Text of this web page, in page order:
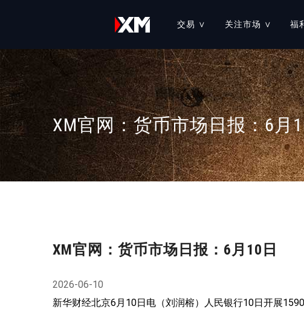
交易 ∨
账户 ≡
交易市场 ≡
我们的服务 ≡
XM 跟单社区
XM 交易比赛
执行力原则
交易平台 ≡
MT4 交易平台
MT5 交易平台
关注市场 ∨
教育课程
学习中心
在线直播课程 交易工具
市场新闻和分析
分析工具
经济日历
外汇计算器
福
XM官网：货币市场日报：6月
XM官网：货币市场日报：6月10日
2026-06-10
新华财经北京6月10日电（刘润榕）人民银行10日开展